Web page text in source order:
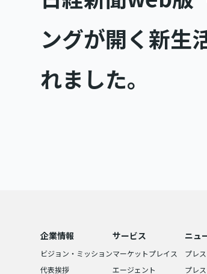
ングが開く新生
れました。
企業情報
ビジョン・ミッション
代表挨拶
サービス
マーケットプレイス
エージェント
ニュ
プレ
プレ